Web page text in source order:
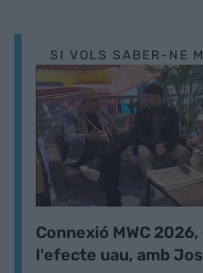
SI VOLS SABER-NE
Connexió MWC 2026,
l'efecte uau, amb